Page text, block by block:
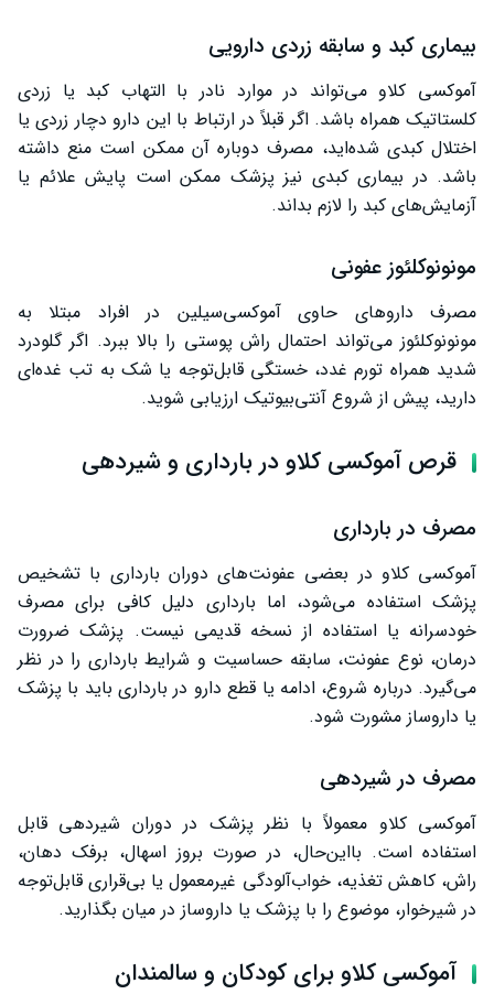
بیماری کبد و سابقه زردی دارویی
آموکسی کلاو می‌تواند در موارد نادر با التهاب کبد یا زردی
کلستاتیک همراه باشد. اگر قبلاً در ارتباط با این دارو دچار زردی یا
اختلال کبدی شده‌اید، مصرف دوباره آن ممکن است منع داشته
باشد. در بیماری کبدی نیز پزشک ممکن است پایش علائم یا
آزمایش‌های کبد را لازم بداند.
مونونوکلئوز عفونی
مصرف داروهای حاوی آموکسی‌سیلین در افراد مبتلا به
مونونوکلئوز می‌تواند احتمال راش پوستی را بالا ببرد. اگر گلودرد
شدید همراه تورم غدد، خستگی قابل‌توجه یا شک به تب غده‌ای
دارید، پیش از شروع آنتی‌بیوتیک ارزیابی شوید.
قرص آموکسی کلاو در بارداری و شیردهی
مصرف در بارداری
آموکسی کلاو در بعضی عفونت‌های دوران بارداری با تشخیص
پزشک استفاده می‌شود، اما بارداری دلیل کافی برای مصرف
خودسرانه یا استفاده از نسخه قدیمی نیست. پزشک ضرورت
درمان، نوع عفونت، سابقه حساسیت و شرایط بارداری را در نظر
می‌گیرد. درباره شروع، ادامه یا قطع دارو در بارداری باید با پزشک
یا داروساز مشورت شود.
مصرف در شیردهی
آموکسی کلاو معمولاً با نظر پزشک در دوران شیردهی قابل
استفاده است. بااین‌حال، در صورت بروز اسهال، برفک دهان،
راش، کاهش تغذیه، خواب‌آلودگی غیرمعمول یا بی‌قراری قابل‌توجه
در شیرخوار، موضوع را با پزشک یا داروساز در میان بگذارید.
آموکسی کلاو برای کودکان و سالمندان